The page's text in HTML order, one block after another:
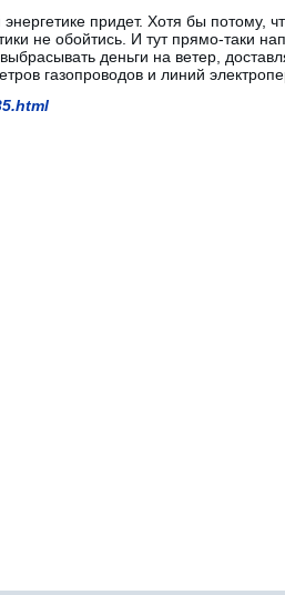
придет. Хотя бы потому,
не обойтись. И тут прямо-таки
деньги на ветер,
газопроводов и линий